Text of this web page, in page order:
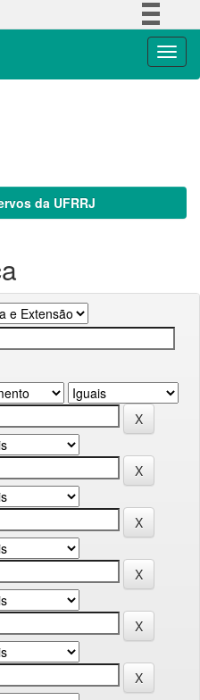
da UFRRJ